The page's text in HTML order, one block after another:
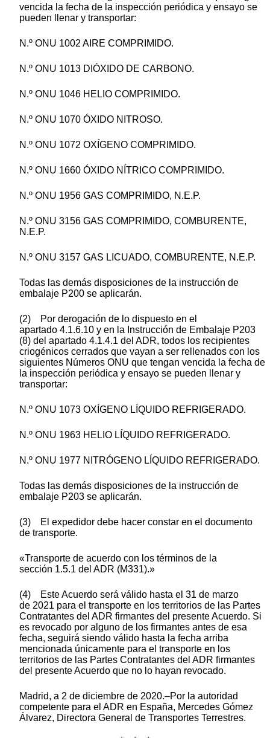
vencida la fecha de la inspección periódica y ensayo se
pueden llenar y transportar:
N.º ONU 1002 AIRE COMPRIMIDO.
N.º ONU 1013 DIÓXIDO DE CARBONO.
N.º ONU 1046 HELIO COMPRIMIDO.
N.º ONU 1070 ÓXIDO NITROSO.
N.º ONU 1072 OXÍGENO COMPRIMIDO.
N.º ONU 1660 ÓXIDO NÍTRICO COMPRIMIDO.
N.º ONU 1956 GAS COMPRIMIDO, N.E.P.
N.º ONU 3156 GAS COMPRIMIDO, COMBURENTE,
N.E.P.
N.º ONU 3157 GAS LICUADO, COMBURENTE, N.E.P.
Todas las demás disposiciones de la instrucción de
embalaje P200 se aplicarán.
(2) Por derogación de lo dispuesto en el
apartado 4.1.6.10 y en la Instrucción de Embalaje P203
(8) del apartado 4.1.4.1 del ADR, todos los recipientes
criogénicos cerrados que vayan a ser rellenados con los
siguientes Números ONU que tengan vencida la fecha de
la inspección periódica y ensayo se pueden llenar y
transportar:
N.º ONU 1073 OXÍGENO LÍQUIDO REFRIGERADO.
N.º ONU 1963 HELIO LÍQUIDO REFRIGERADO.
N.º ONU 1977 NITRÓGENO LÍQUIDO REFRIGERADO.
Todas las demás disposiciones de la instrucción de
embalaje P203 se aplicarán.
(3) El expedidor debe hacer constar en el documento
de transporte.
«Transporte de acuerdo con los términos de la
sección 1.5.1 del ADR (M331).»
(4) Este Acuerdo será válido hasta el 31 de marzo
de 2021 para el transporte en los territorios de las Partes
Contratantes del ADR firmantes del presente Acuerdo. Si
es revocado por alguno de los firmantes antes de esa
fecha, seguirá siendo válido hasta la fecha arriba
mencionada únicamente para el transporte en los
territorios de las Partes Contratantes del ADR firmantes
del presente Acuerdo que no lo hayan revocado.
Madrid, a 2 de diciembre de 2020.–Por la autoridad
competente para el ADR en España, Mercedes Gómez
Álvarez, Directora General de Transportes Terrestres.